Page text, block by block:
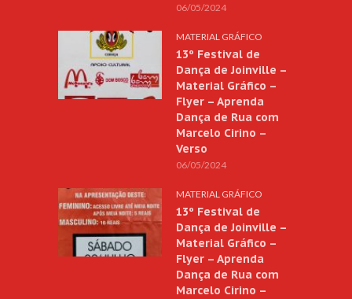
06/05/2024
MATERIAL GRÁFICO
13º Festival de
Dança de Joinville –
Material Gráfico –
Flyer – Aprenda
Dança de Rua com
Marcelo Cirino –
Verso
06/05/2024
MATERIAL GRÁFICO
13º Festival de
Dança de Joinville –
Material Gráfico –
Flyer – Aprenda
Dança de Rua com
Marcelo Cirino –